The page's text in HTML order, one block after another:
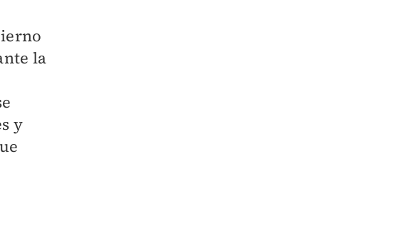
la
y